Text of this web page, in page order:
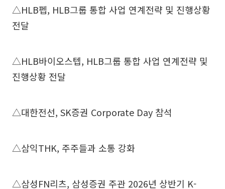
△HLB펩, HLB그룹 통합 사업 연계전략 및 진행상황
전달
△HLB바이오스텝, HLB그룹 통합 사업 연계전략 및
진행상황 전달
△대한전선, SK증권 Corporate Day 참석
△삼익THK, 주주들과 소통 강화
△삼성FN리츠, 삼성증권 주관 2026년 상반기 K-